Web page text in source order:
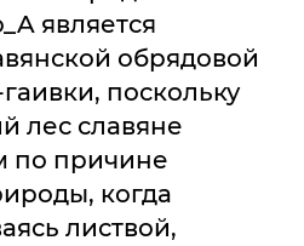
является
обрядовой
поскольку
лес славяне
по причине
когда
листвой,